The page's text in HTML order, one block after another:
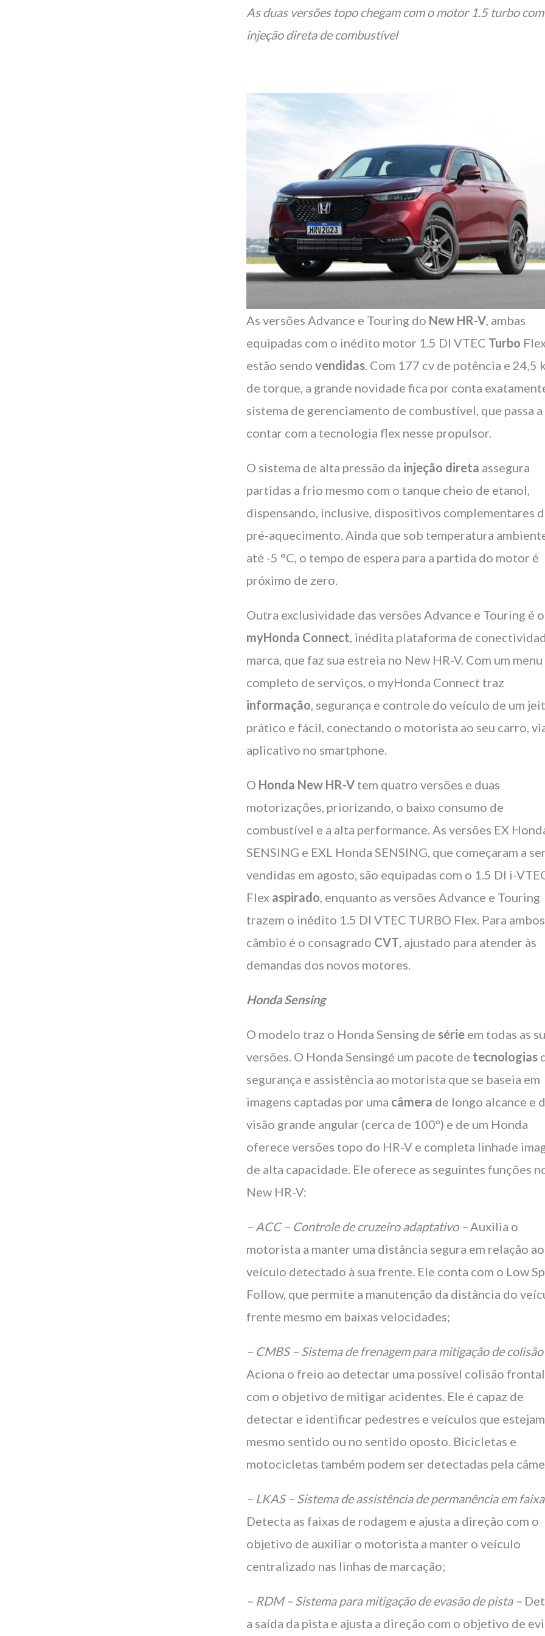
As duas versões topo chegam com o motor 1.5 turbo com
injeção direta de combustível
As versões Advance e Touring do New HR-V , ambas
equipadas com o inédito motor 1.5 DI VTEC Turbo
estão sendovendidas . Com 177 cv de potência e 24,5
de torque, a grande novidade fica por conta
sistema de gerenciamento de combustível, que passa a
contar com a tecnologia flex nesse propulsor.
O sistema de alta pressão da injeção direta assegura
partidas a frio mesmo com o tanque cheio de etanol,
dispensando, inclusive, dispositivos complementares
pré-aquecimento. Ainda que sob temperatura
até -5 °C, o tempo de espera para a partida do motor é
próximo de zero.
Outra exclusividade das versões Advance e Touring é o
myHonda Connect , inédita plataforma de
marca, que faz sua estreia no New HR-V. Com um menu
completo de serviços, o myHonda Connect traz
informação , segurança e controle do veículo de um
prático e fácil, conectando o motorista ao seu carro,
aplicativo no smartphone.
O Honda New HR-V tem quatro versões e duas
motorizações, priorizando, o baixo consumo de
combustível e a alta performance. As versões EX
SENSING e EXL Honda SENSING, que começaram a ser
vendidas em agosto, são equipadas com o 1.5 DI i-
Flex aspirado , enquanto as versões Advance e Touring
trazem o inédito 1.5 DI VTEC TURBO Flex. Para
câmbio é o consagrado CVT , ajustado para atender às
demandas dos novos motores.
Honda Sensing
O modelo traz o Honda Sensing de série em todas as
versões. O Honda Sensingé um pacote de tecnologias
segurança e assistência ao motorista que se baseia em
imagens captadas por uma câmera de longo alcance e
visão grande angular (cerca de 100º) e de um Honda
oferece versões topo do HR-V e completa linhade
de alta capacidade. Ele oferece as seguintes funções
New HR-V:
– ACC – Controle de cruzeiro adaptativo – Auxilia o
motorista a manter uma distância segura em relação ao
veículo detectado à sua frente. Ele conta com o Low
Follow, que permite a manutenção da distância do
frente mesmo em baixas velocidades;
– CMBS – Sistema de frenagem para mitigação de
Aciona o freio ao detectar uma possível colisão frontal,
com o objetivo de mitigar acidentes. Ele é capaz de
detectar e identificar pedestres e veículos que
mesmo sentido ou no sentido oposto. Bicicletas e
motocicletas também podem ser detectadas pela
– LKAS – Sistema de assistência de permanência em
Detecta as faixas de rodagem e ajusta a direção com o
objetivo de auxiliar o motorista a manter o veículo
centralizado nas linhas de marcação;
– RDM – Sistema para mitigação de evasão de pista –
a saída da pista e ajusta a direção com o objetivo de